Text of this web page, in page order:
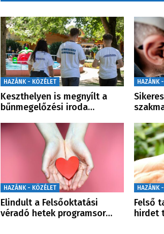
HAZÁNK - KÖZÉLET
Keszthelyen is megnyílt a
bűnmegelőzési iroda…
HAZÁNK
HAZÁNK - KÖZÉLET
Elindult a Felsőoktatási
véradó hetek programsor…
HAZÁNK
Felső
hirdet